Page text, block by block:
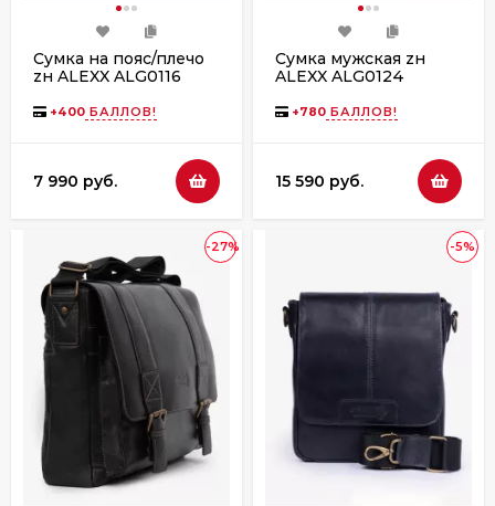
Сумка на пояс/плечо
zн ALEXX ALG0116
+400 БАЛЛОВ!
7 990 руб.
Сумка мужская zн
ALEXX ALG0124
+780 БАЛЛОВ!
15 590 руб.
-27% -5%